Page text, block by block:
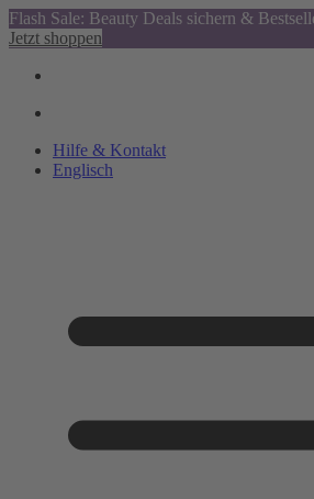
Flash Sale: Beauty Deals sichern &
Jetzt shoppen
Hilfe & Kontakt
Englisch